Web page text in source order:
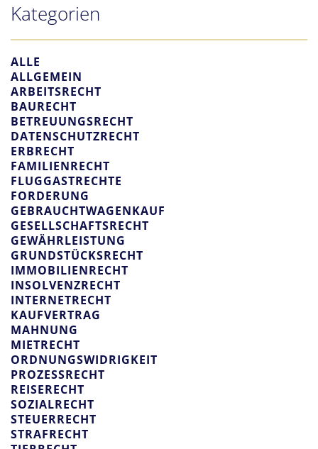
Kategorien
ALLE
ALLGEMEIN
ARBEITSRECHT
BAURECHT
BETREUUNGSRECHT
DATENSCHUTZRECHT
ERBRECHT
FAMILIENRECHT
FLUGGASTRECHTE
FORDERUNG
GEBRAUCHTWAGENKAUF
GESELLSCHAFTSRECHT
GEWÄHRLEISTUNG
GRUNDSTÜCKSRECHT
IMMOBILIENRECHT
INSOLVENZRECHT
INTERNETRECHT
KAUFVERTRAG
MAHNUNG
MIETRECHT
ORDNUNGSWIDRIGKEIT
PROZESSRECHT
REISERECHT
SOZIALRECHT
STEUERRECHT
STRAFRECHT